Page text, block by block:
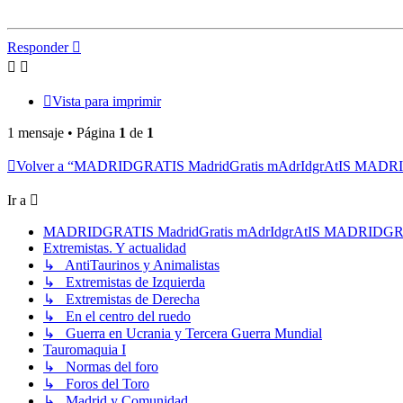
Responder
Vista para imprimir
1 mensaje • Página 1 de 1
Volver a “MADRIDGRATIS MadridGratis mAdrIdgrAtIS
Ir a
MADRIDGRATIS MadridGratis mAdrIdgrAtIS
Extremistas. Y actualidad
↳ AntiTaurinos y Animalistas
↳ Extremistas de Izquierda
↳ Extremistas de Derecha
↳ En el centro del ruedo
↳ Guerra en Ucrania y Tercera Guerra Mundial
Tauromaquia I
↳ Normas del foro
↳ Foros del Toro